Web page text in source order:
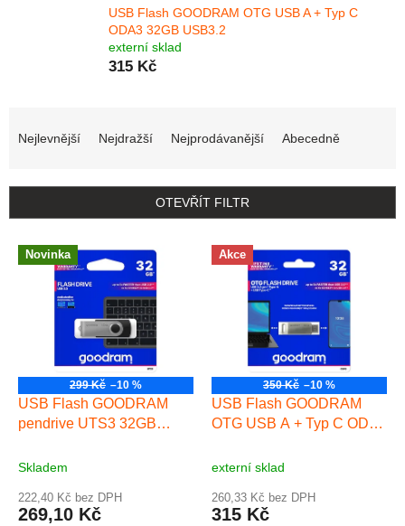
USB Flash GOODRAM OTG USB A + Typ C
ODA3 32GB USB3.2
externí sklad
315 Kč
Nejlevnější Nejdražší Nejprodávanější Abecedně
OTEVŘÍT FILTR
Výpis produktů
Novinka
299 Kč –10 %
USB Flash GOODRAM
pendrive UTS3 32GB
Skladem
222,40 Kč bez DPH
269,10 Kč
Akce
350 Kč –10 %
USB Flash GOODRAM
OTG USB A + Typ C ODA3
externí sklad
260,33 Kč bez DPH
315 Kč